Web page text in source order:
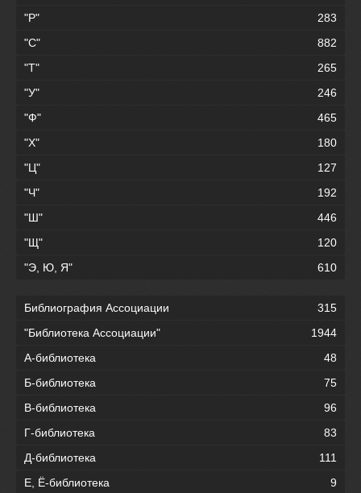
"Р"
283
"С"
882
"Т"
265
"У"
246
"Ф"
465
"Х"
180
"Ц"
127
"Ч"
192
"Ш"
446
"Щ"
120
"Э, Ю, Я"
610
Библиография Ассоциации
315
"Библиотека Ассоциации"
1944
А-библиотека
48
Б-библиотека
75
В-библиотека
96
Г-библиотека
83
Д-библиотека
111
Е, Ё-библиотека
9